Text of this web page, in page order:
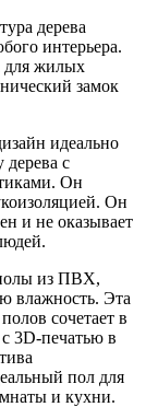
дерева
интерьера.
для жилых
замок
идеально
с
Он
Он
и не оказывает
из ПВХ,
влажность. Эта
сочетает в
3D-печатью в
пол для
и кухни.